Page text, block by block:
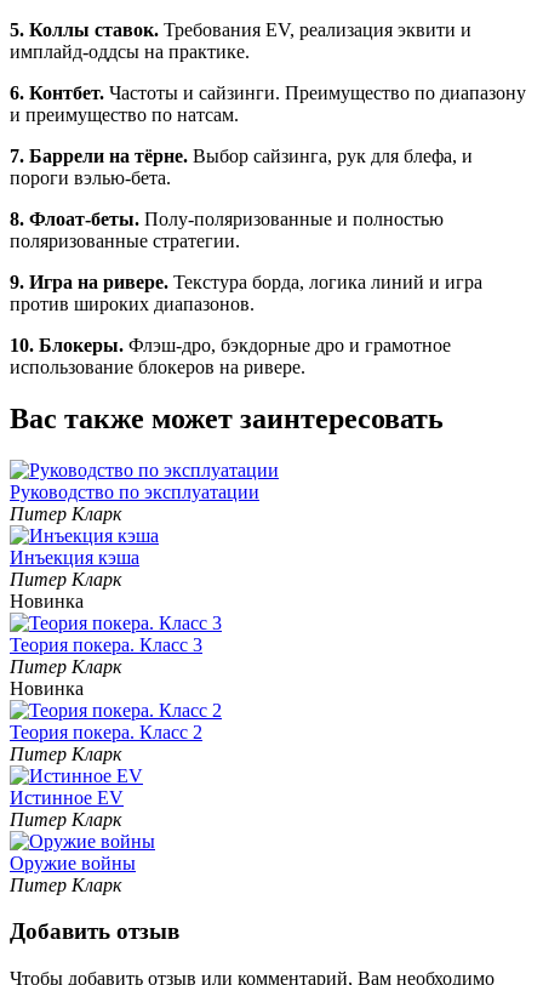
5. Коллы ставок. Требования EV, реализация эквити и
имплайд-оддсы на практике.
6. Контбет. Частоты и сайзинги. Преимущество по диапазону
и преимущество по натсам.
7. Баррели на тёрне. Выбор сайзинга, рук для блефа, и
пороги вэлью-бета.
8. Флоат-беты. Полу-поляризованные и полностью
поляризованные стратегии.
9. Игра на ривере. Текстура борда, логика линий и игра
против широких диапазонов.
10. Блокеры. Флэш-дро, бэкдорные дро и грамотное
использование блокеров на ривере.
Вас также может заинтересовать
Руководство по эксплуатации
Питер Кларк
Инъекция кэша
Питер Кларк
Новинка
Теория покера. Класс 3
Питер Кларк
Новинка
Теория покера. Класс 2
Питер Кларк
Истинное EV
Питер Кларк
Оружие войны
Питер Кларк
Добавить отзыв
Чтобы добавить отзыв или комментарий, Вам необходимо